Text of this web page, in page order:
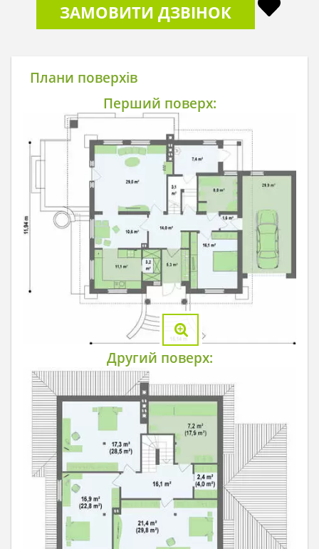
ЗАМОВИТИ ДЗВІНОК
Плани поверхів
Перший поверх:
Другий поверх: